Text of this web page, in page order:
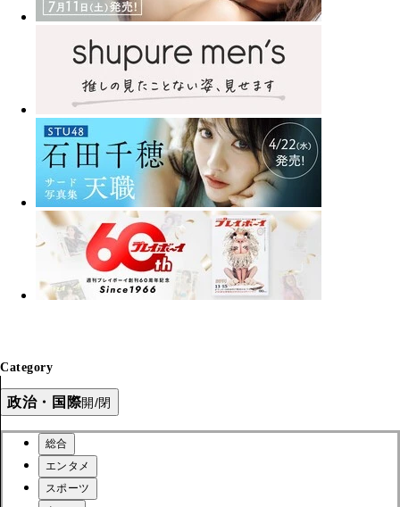
Category
政治・国際開/閉
総合
エンタメ
スポーツ